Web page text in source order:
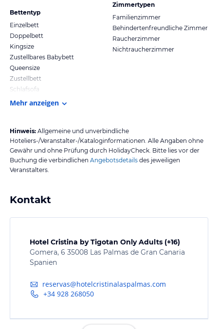
Bettentyp
Einzelbett
Doppelbett
Kingsize
Zustellbares Babybett
Queensize
Zustellbett
Schlafsofa
Zimmertypen
Familienzimmer
Behindertenfreundliche Zimmer
Raucherzimmer
Nichtraucherzimmer
Mehr anzeigen
Hinweis: Allgemeine und unverbindliche
Hoteliers-/Veranstalter-/Kataloginformationen. Alle Angaben ohne
Gewähr und ohne Prüfung durch HolidayCheck. Bitte lies vor der
Buchung die verbindlichen Angebotsdetails des jeweiligen
Veranstalters.
Kontakt
Hotel Cristina by Tigotan Only Adults (+16)
Gomera, 6 35008 Las Palmas de Gran Canaria
Spanien
reservas@hotelcristinalaspalmas.com
+34 928 268050